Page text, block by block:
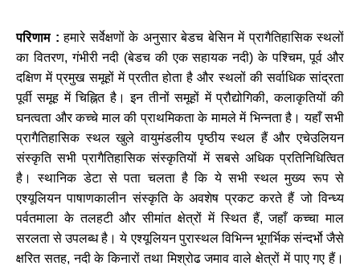
परिणाम: हमारे सर्वेक्षणों के अनुसार बेडच बेसिन में प्रागैतिहासिक स्थलों
का वितरण,गंभीरी नदी (बेडच की एक सहायक नदी)के पश्चिम,पूर्व और
दक्षिण में प्रमुख समूहों में प्रतीत होता है और स्थलों की सर्वाधिक सांद्रता
पूर्वी समूह में चिह्नित है। इन तीनों समूहों में प्रौद्योगिकी,कलाकृतियों की
घनत्वता और कच्चे माल की प्राथमिकता के मामले में भिन्नता है। यहाँ सभी
प्रागैतिहासिक स्थल खुले वायुमंडलीय पृष्ठीय स्थल हैं और एचेउलियन
संस्कृति सभी प्रागैतिहासिक संस्कृतियों में सबसे अधिक प्रतिनिधित्वित
है।
स्थानिक डेटा से पता चलता है कि ये सभी स्थल मुख्य रूप से
एश्यूलियन पाषाणकालीन संस्कृति के अवशेष प्रकट करते हैं जो विन्ध्य
पर्वतमाला के तलहटी और सीमांत क्षेत्रों में स्थित हैं,जहाँ कच्चा माल
सरलता से उपलब्ध है। ये एश्यूलियन पुरास्थल विभिन्न भूगर्भिक संन्दर्भो जैसे
क्षरित सतह,नदी के किनारों तथा मिश्रोढ जमाव वाले क्षेत्रों में पाए गए हैं।